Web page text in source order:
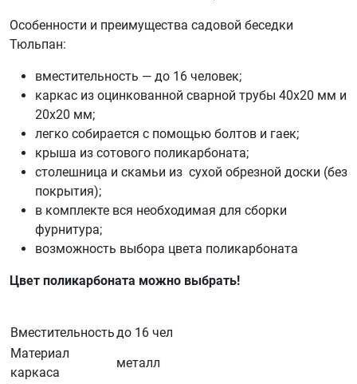
Особенности и преимущества садовой беседки
Тюльпан:
вместительность — до 16 человек;
каркас из оцинкованной сварной трубы 40х20 мм и
20х20 мм;
легко собирается с помощью болтов и гаек;
крыша из сотового поликарбоната;
столешница и скамьи из сухой обрезной доски (без
покрытия);
в комплекте вся необходимая для сборки
фурнитура;
возможность выбора цвета поликарбоната
Цвет поликарбоната можно выбрать!
Вместительностьдо 16 чел
Материал
каркаса
металл